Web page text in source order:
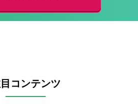
コンテンツ